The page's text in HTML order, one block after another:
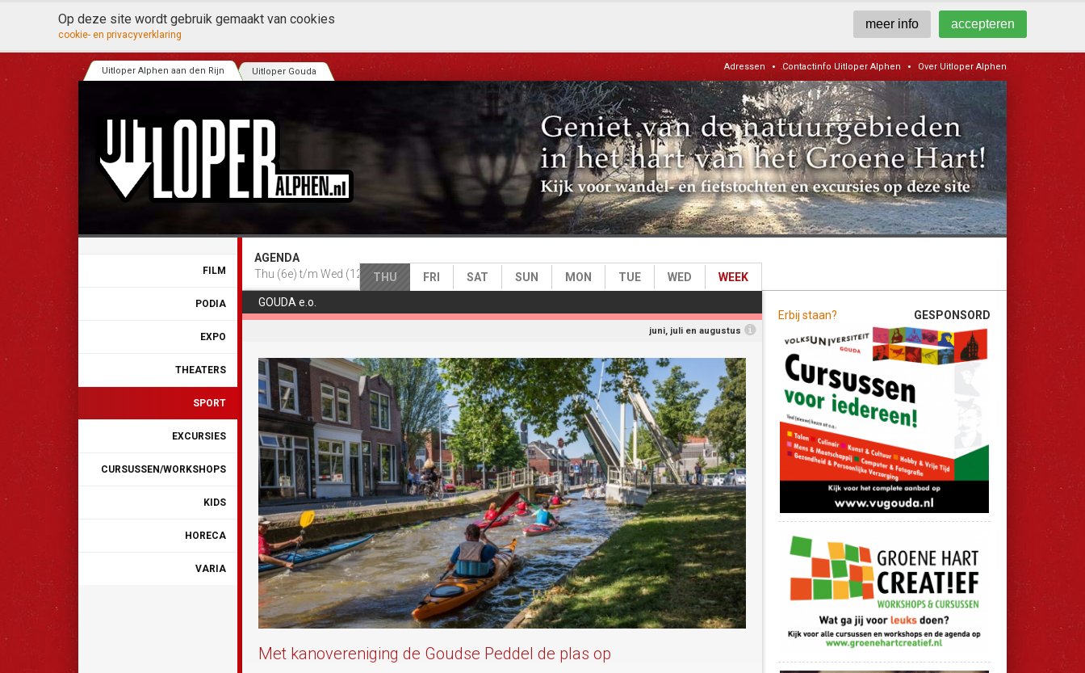
Op deze site wordt gebruik gemaakt van cookies
cookie- en privacyverklaring
accepteren
meer info
Uitloper Alphen aan den Rijn Uitloper Gouda Adressen • Contactinfo Uitloper Alphen • Over Uitloper Alphen
FILM
PODIA
EXPO
THEATERS
SPORT
EXCURSIES
CURSUSSEN/WORKSHOPS
KIDS
HORECA
VARIA
THU FRI SAT SUN MON TUE WED WEEK
AGENDA
Thu (6e) t/m Wed (12e)
GOUDA e.o.
juni, juli en augustus
Met kanovereniging de Goudse Peddel de plas op
Erbij staan? GESPONSORD